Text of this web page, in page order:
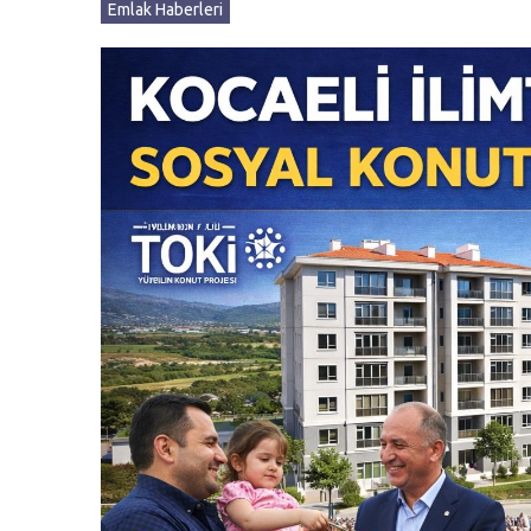
Emlak Haberleri